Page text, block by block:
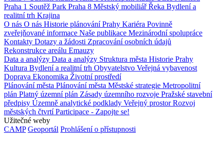
Praha 1 Soutěž Park Praha 8 Městský mobiliářŘeka Bydlení a
realitní trh Krajina
O nás O nás Historie plánování Prahy Kariéra Povinně
zveřejňované informace Naše publikace Mezinárodní spolupráce
Kontakty Dotazy a žádosti Zpracování osobních údajů
Rekonstrukce areálu Emauzy
Data a analýzy Data a analýzy Struktura města Historie Prahy
Kultura Bydlení a realitní trh Obyvatelstvo Veřejná vybavenost
Doprava Ekonomika Životní prostředí
Plánování města Plánování města Městské strategie Metropolitní
plán Platný územní plán Zásady územního rozvoje Pražské stavební
předpisy Územně analytické podklady Veřejný prostorRozvoj
městských čtvrtíParticipace - Zapojte se!
Užitečné weby
CAMP Geoportál Prohlášení o přístupnosti